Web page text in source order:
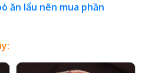
ăn lẩu nên mua phần